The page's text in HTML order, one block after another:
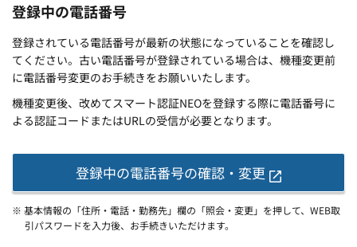
登録中の電話番号
登録されている電話番号が最新の状態になっていることを確認し
てください。古い電話番号が登録されている場合は、機種変更前
に電話番号変更のお手続きをお願いいたします。
機種変更後、改めてスマート認証NEOを登録する際に電話番号に
よる認証コードまたはURLの受信が必要となります。
登録中の電話番号の確認・変更
※ 基本情報の「住所・電話・勤務先」欄の「照会・変更」を押して、WEB取
引パスワードを入力後、お手続きいただけます。